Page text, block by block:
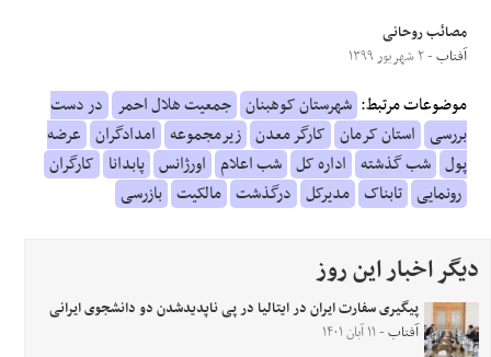
مصائب روحانی
آفتاب- ۲ شهریور ۱۳۹۹
موضوعات مرتبط: شهرستان کوهبنان جمعیت هلال احمر در دست
بررسی استان کرمان کارگر معدن زیرمجموعه امدادگران عرضه
پول شب گذشته اداره کل شب اعلام اورژانس پابدانا کارگران
رونمایی تابناک مدیرکل درگذشت مالکیت بازرسی
دیگر اخبار این روز
پیگیری سفارت ایران در ایتالیا در پی ناپدیدشدن دو دانشجوی ایرانی
آفتاب- ۱۱ آبان ۱۴۰۱